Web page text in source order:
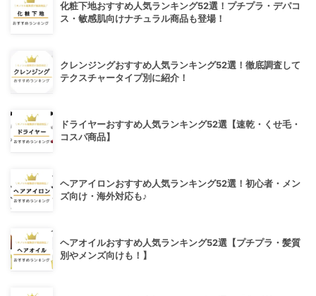
化粧下地おすすめ人気ランキング52選！プチプラ・デパコ
ス・敏感肌向けナチュラル商品も登場！
クレンジングおすすめ人気ランキング52選！徹底調査して
テクスチャータイプ別に紹介！
ドライヤーおすすめ人気ランキング52選【速乾・くせ毛・
コスパ商品】
ヘアアイロンおすすめ人気ランキング52選！初心者・メン
ズ向け・海外対応も♪
ヘアオイルおすすめ人気ランキング52選【プチプラ・髪質
別やメンズ向けも！】